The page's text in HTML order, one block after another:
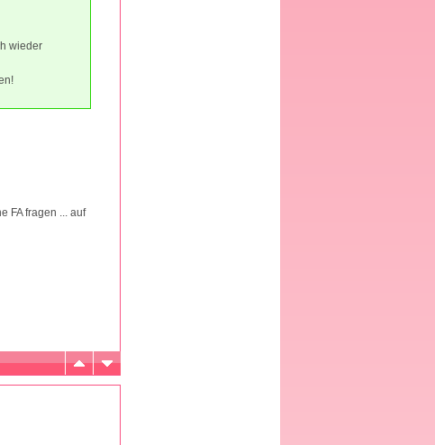
wieder
FA fragen ... auf